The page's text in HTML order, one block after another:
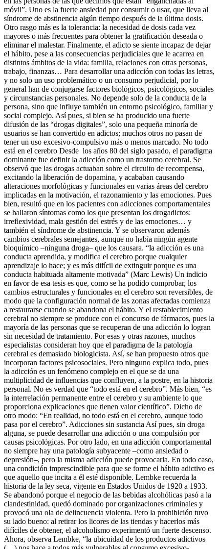
móvil”. Uno es la fuerte ansiedad por consumir o usar, que lleva al
síndrome de abstinencia algún tiempo después de la última dosis.
Otro rasgo más es la tolerancia: la necesidad de dosis cada vez
mayores o más frecuentes para obtener la gratificación deseada o
eliminar el malestar. Finalmente, el adicto se siente incapaz de dejar
el hábito, pese a las consecuencias perjudiciales que le acarrea en
distintos ámbitos de la vida: familia, relaciones con otras personas,
trabajo, finanzas… Para desarrollar una adicción con todas las letras,
y no solo un uso problemático o un consumo perjudicial, por lo
general han de conjugarse factores biológicos, psicológicos, sociales
y circunstancias personales. No depende solo de la conducta de la
persona, sino que influye también un entorno psicológico, familiar y
social complejo. Así pues, si bien se ha producido una fuerte
difusión de las “drogas digitales”, solo una pequeña minoría de
usuarios se han convertido en adictos; muchos otros no pasan de
tener un uso excesivo-compulsivo más o menos marcado. No todo
está en el cerebro Desde los años 80 del siglo pasado, el paradigma
dominante fue definir la adicción como un trastorno cerebral. Se
observó que las drogas actuaban sobre el circuito de recompensa,
excitando la liberación de dopamina, y acababan causando
alteraciones morfológicas y funcionales en varias áreas del cerebro
implicadas en la motivación, el razonamiento y las emociones. Pues
bien, resultó que en los pacientes con adicciones comportamentales
se hallaron síntomas como los que presentan los drogadictos:
irreflexividad, mala gestión del estrés y de las emociones… y
también el síndrome de abstinencia. Y se observaron además
cambios cerebrales semejantes, aunque no había ningún agente
bioquímico –ninguna droga– que los causara. “la adicción es una
conducta aprendida, y modifica el cerebro porque cualquier
aprendizaje lo hace; y es más difícil de extinguir porque es una
conducta habituada altamente motivada” (Marc Lewis) Un indicio
en favor de esa tesis es que, como se ha podido comprobar, los
cambios estructurales y funcionales en el cerebro son reversibles, de
modo que la configuración normal de las zonas afectadas comienza
a restaurarse cuando se abandona el hábito. Y el restablecimiento
cerebral no siempre se produce con el concurso de fármacos, pues la
mayoría de las personas que se recuperan de una adicción lo logran
sin necesidad de tratamiento. Por esas y otras razones, muchos
especialistas consideran hoy que el paradigma de la patología
cerebral es demasiado biologicista. Así, se han propuesto otros que
incorporan factores psicosociales. Pero ninguno explica todo, pues
la adicción es un fenómeno complejo en el que se da una
multiplicidad de influencias que confluyen, a la postre, en la historia
personal. No es verdad que “todo está en el cerebro”. Más bien, “es
la interrelación permanente entre el cerebro y su ambiente lo que
proporciona explicaciones que tienen valor científico”. Dicho de
otro modo: “En realidad, no todo está en el cerebro, aunque todo
pasa por el cerebro”. Adicciones sin sustancia Así pues, sin droga
alguna, se puede desarrollar una adicción o una compulsión por
causas psicológicas. Por otro lado, en una adicción comportamental
no siempre hay una patología subyacente –como ansiedad o
depresión–, pero la misma adicción puede provocarla. En todo caso,
una condición imprescindible para que se forme el hábito adictivo es
que aquello que incita a él esté disponible. Lembke recuerda la
historia de la ley seca, vigente en Estados Unidos de 1920 a 1933.
Se abandonó porque el negocio de las bebidas alcohólicas pasó a la
clandestinidad, quedó dominado por organizaciones criminales y
provocó una ola de delincuencia violenta. Pero la prohibición tuvo
su lado bueno: al retirar los licores de las tiendas y hacerlos más
difíciles de obtener, el alcoholismo experimentó un fuerte descenso.
Ahora, observa Lembke, “la ubicuidad de los productos adictivos